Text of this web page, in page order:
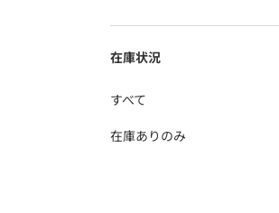
在庫状況
すべて
在庫ありのみ